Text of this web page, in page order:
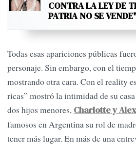
CONTRA LA LEY DE
PATRIA NO SE
Todas esas apariciones públicas
personaje. Sin embargo, con el
mostrando otra cara. Con el reality
ricas” mostró la intimidad de su
dos hijos menores, Charlotte y
famosos en Argentina su rol de
tener más lugar. En más de una